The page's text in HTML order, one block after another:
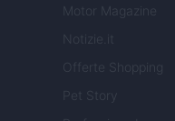
Motor Magazine
Notizie.it
Offerte Shopping
Pet Story